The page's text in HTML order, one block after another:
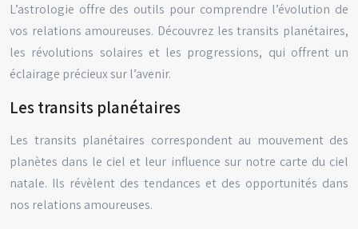
L’astrologie offre des outils pour comprendre l’évolution de
vos relations amoureuses. Découvrez les transits planétaires,
les révolutions solaires et les progressions, qui offrent un
éclairage précieux sur l’avenir.
Les transits planétaires
Les transits planétaires correspondent au mouvement des
planètes dans le ciel et leur influence sur notre carte du ciel
natale. Ils révèlent des tendances et des opportunités dans
nos relations amoureuses.